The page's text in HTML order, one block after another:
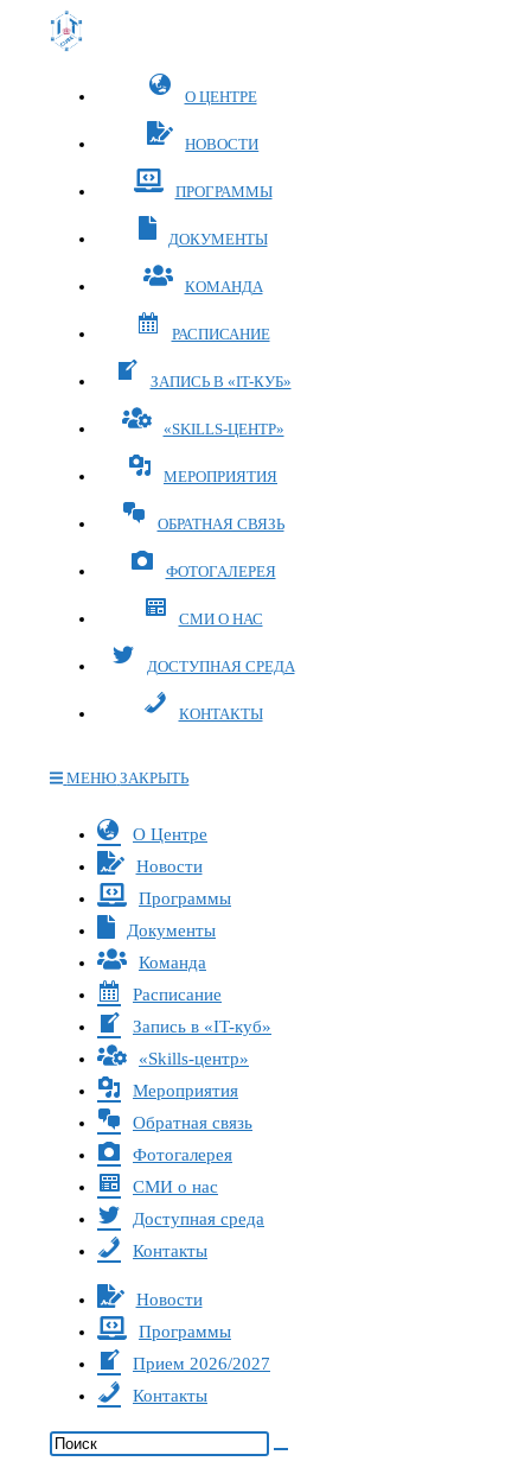
Перейти
О ЦЕНТРЕ
НОВОСТИ
ПРОГРАММЫ
ДОКУМЕНТЫ
КОМАНДА
РАСПИСАНИЕ
ЗАПИСЬ В «IT-КУБ»
«SKILLS-ЦЕНТР»
МЕРОПРИЯТИЯ
ОБРАТНАЯ СВЯЗЬ
ФОТОГАЛЕРЕЯ
СМИ О НАС
ДОСТУПНАЯ СРЕДА
КОНТАКТЫ
МЕНЮ ЗАКРЫТЬ
Переключите
кнопку,
чтобы
развернуть
свернуть
меню
О Центре
Новости
Программы
Документы
Команда
Расписание
Запись в «IT-куб»
«Skills-центр»
Мероприятия
Обратная связь
Фотогалерея
СМИ о нас
Доступная среда
Контакты
Новости
Программы
Прием 2026/2027
Контакты